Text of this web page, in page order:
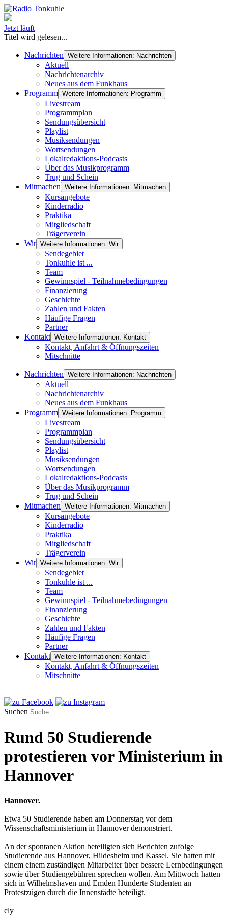
Jetzt läuft
Titel wird gelesen...
Nachrichten Weitere Informationen: Nachrichten
Aktuell
Nachrichtenarchiv
Neues aus dem Funkhaus
Programm Weitere Informationen: Programm
Livestream
Programmplan
Sendungsübersicht
Playlist
Musiksendungen
Wortsendungen
Lokalredaktions-Podcasts
Über das Musikprogramm
Trug und Schein
Mitmachen Weitere Informationen: Mitmachen
Kursangebote
Kinderradio
Praktika
Mitgliedschaft
Trägerverein
Wir Weitere Informationen: Wir
Sendegebiet
Tonkuhle ist ...
Team
Gewinnspiel - Teilnahmebedingungen
Finanzierung
Geschichte
Zahlen und Fakten
Häufige Fragen
Partner
Kontakt Weitere Informationen: Kontakt
Kontakt, Anfahrt & Öffnungszeiten
Mitschnitte
Nachrichten Weitere Informationen: Nachrichten
Aktuell
Nachrichtenarchiv
Neues aus dem Funkhaus
Programm Weitere Informationen: Programm
Livestream
Programmplan
Sendungsübersicht
Playlist
Musiksendungen
Wortsendungen
Lokalredaktions-Podcasts
Über das Musikprogramm
Trug und Schein
Mitmachen Weitere Informationen: Mitmachen
Kursangebote
Kinderradio
Praktika
Mitgliedschaft
Trägerverein
Wir Weitere Informationen: Wir
Sendegebiet
Tonkuhle ist ...
Team
Gewinnspiel - Teilnahmebedingungen
Finanzierung
Geschichte
Zahlen und Fakten
Häufige Fragen
Partner
Kontakt Weitere Informationen: Kontakt
Kontakt, Anfahrt & Öffnungszeiten
Mitschnitte
Suchen
Rund 50 Studierende
protestieren vor Ministerium in
Hannover
Hannover.
Etwa 50 Studierende haben am Donnerstag vor dem
Wissenschaftsministerium in Hannover demonstriert.
An der spontanen Aktion beteiligten sich Berichten zufolge
Studierende aus Hannover, Hildesheim und Kassel. Sie hatten mit
einem einem zuständigen Mitarbeiter über bessere Lernbedingungen
sowie über Studiengebühren sprechen wollen. Am Mittwoch hatten
sich in Wilhelmshaven und Emden Hunderte Studenten an
Protestzügen durch die Innenstädte beteiligt.
cly